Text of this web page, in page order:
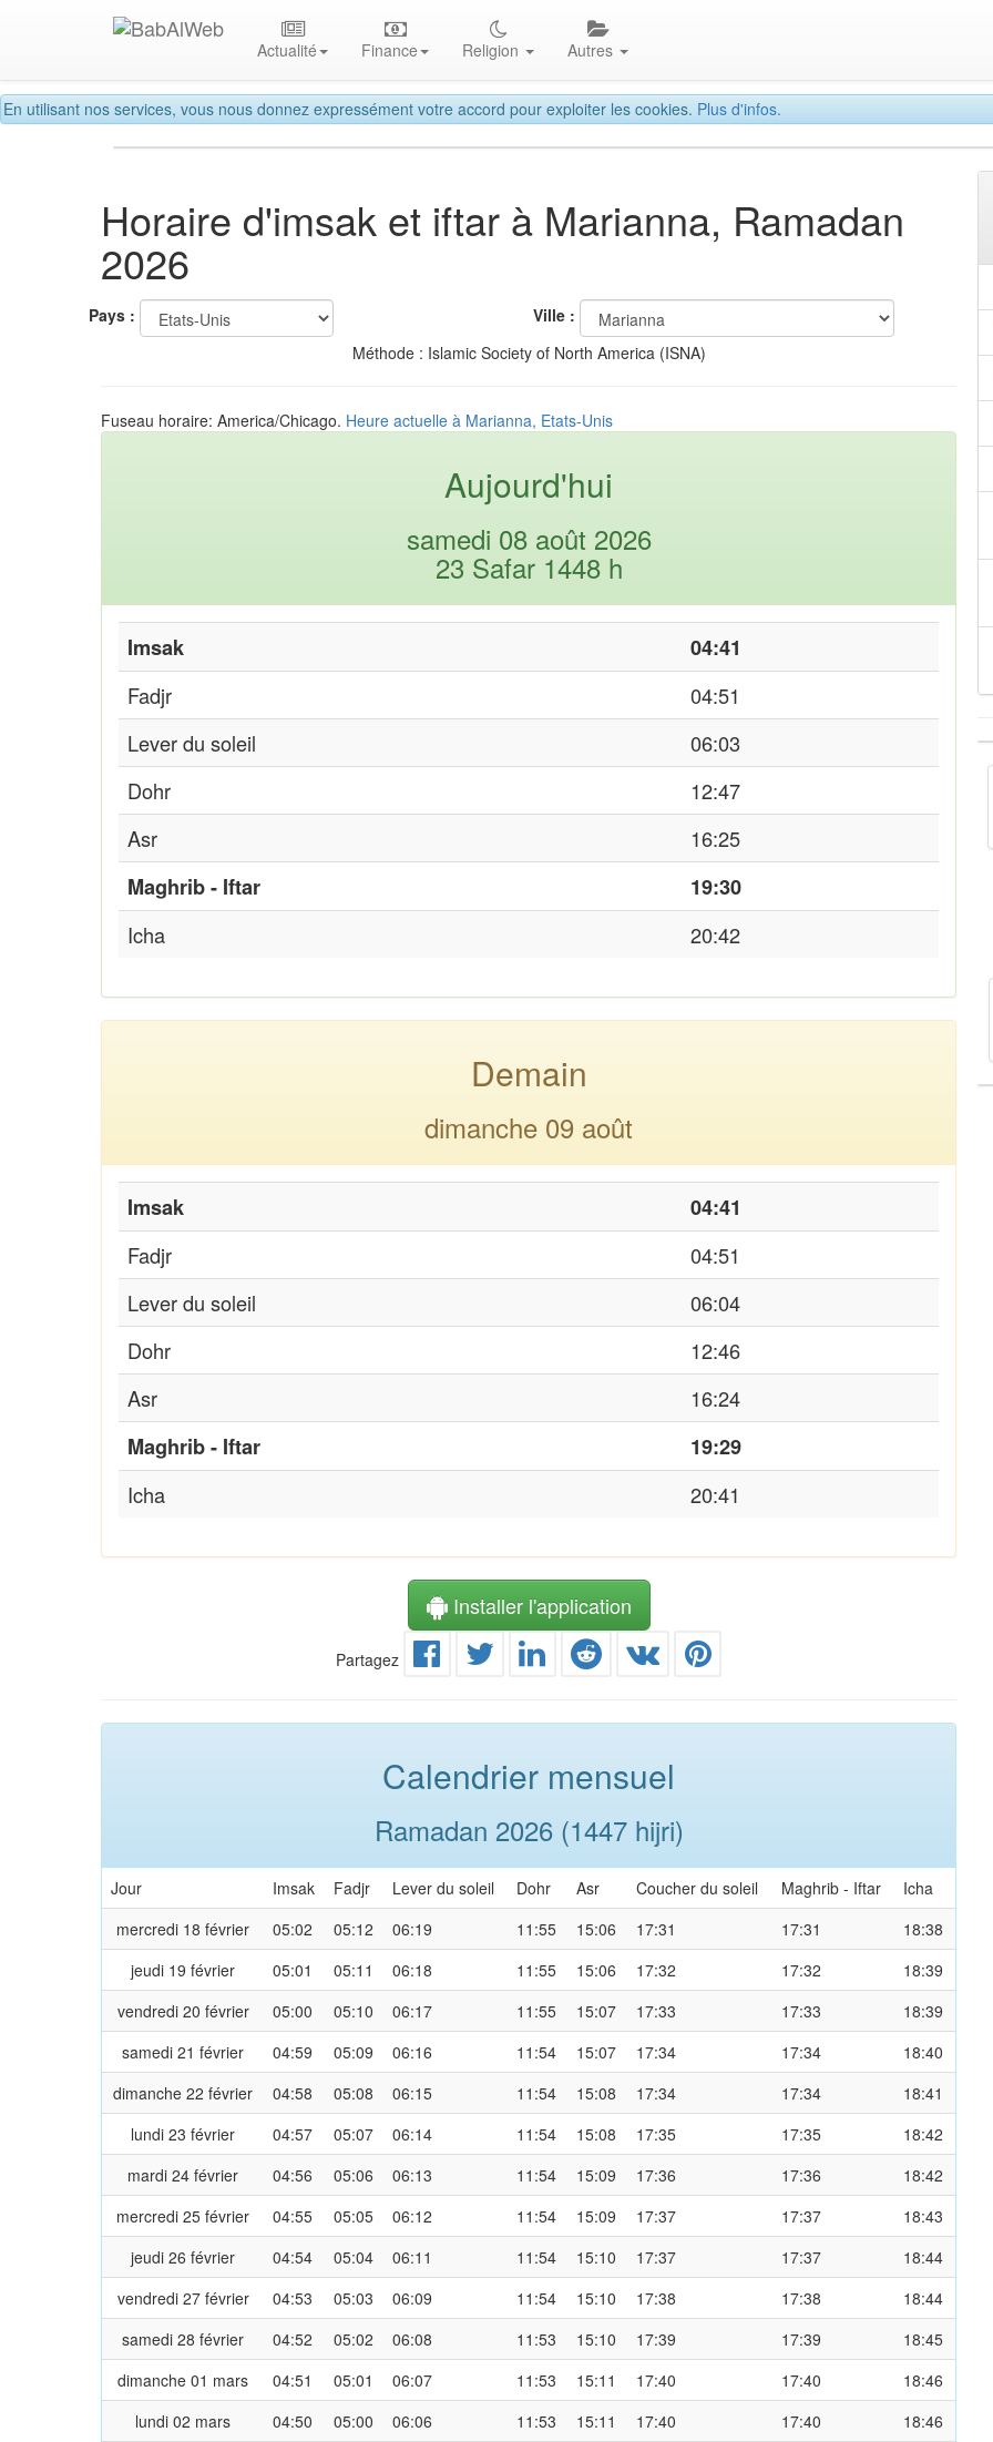
En utilisant nos services, vous nous donnez expressément votre accord pour exploiter les cookies. Plus d'infos.
Actualité Finance Religion Autres
Horaire d'imsak et iftar à Marianna, Ramadan
2026
Pays :
Ville :
Méthode : Islamic Society of North America (ISNA)
Fuseau horaire: America/Chicago. Heure actuelle à Marianna, Etats-Unis
Aujourd'hui
samedi 08 août 2026
23 Safar 1448 h
Imsak
04:41
Fadjr
04:51
Lever du soleil
06:03
Dohr
12:47
Asr
16:25
Maghrib - Iftar
19:30
Icha
20:42
Demain
dimanche 09 août
Imsak
04:41
Fadjr
04:51
Lever du soleil
06:04
Dohr
12:46
Asr
16:24
Maghrib - Iftar
19:29
Icha
20:41
Installer l'application
Partagez
Calendrier mensuel
Ramadan 2026 (1447 hijri)
Jour Imsak Fadjr Lever du soleil Dohr Asr Coucher du soleil Maghrib - Iftar
Icha
mercredi 18 février
05:02 05:12 06:19 11:55 15:06 17:31 17:31
18:38
jeudi 19 février
05:01 05:11 06:18 11:55 15:06 17:32 17:32
18:39
vendredi 20 février
05:00 05:10 06:17 11:55 15:07 17:33 17:33
18:39
samedi 21 février
04:59 05:09 06:16 11:54 15:07 17:34 17:34
18:40
dimanche 22 février
04:58 05:08 06:15 11:54 15:08 17:34 17:34
18:41
lundi 23 février
04:57 05:07 06:14 11:54 15:08 17:35 17:35
18:42
mardi 24 février
04:56 05:06 06:13 11:54 15:09 17:36 17:36
18:42
mercredi 25 février
04:55 05:05 06:12 11:54 15:09 17:37 17:37
18:43
jeudi 26 février
04:54 05:04 06:11 11:54 15:10 17:37 17:37
18:44
vendredi 27 février
04:53 05:03 06:09 11:54 15:10 17:38 17:38
18:44
samedi 28 février
04:52 05:02 06:08 11:53 15:10 17:39 17:39
18:45
dimanche 01 mars
04:51 05:01 06:07 11:53 15:11 17:40 17:40
18:46
lundi 02 mars
04:50 05:00 06:06 11:53 15:11 17:40 17:40
18:46